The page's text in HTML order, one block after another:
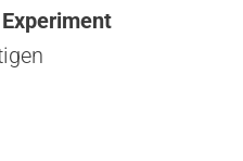
Experiment